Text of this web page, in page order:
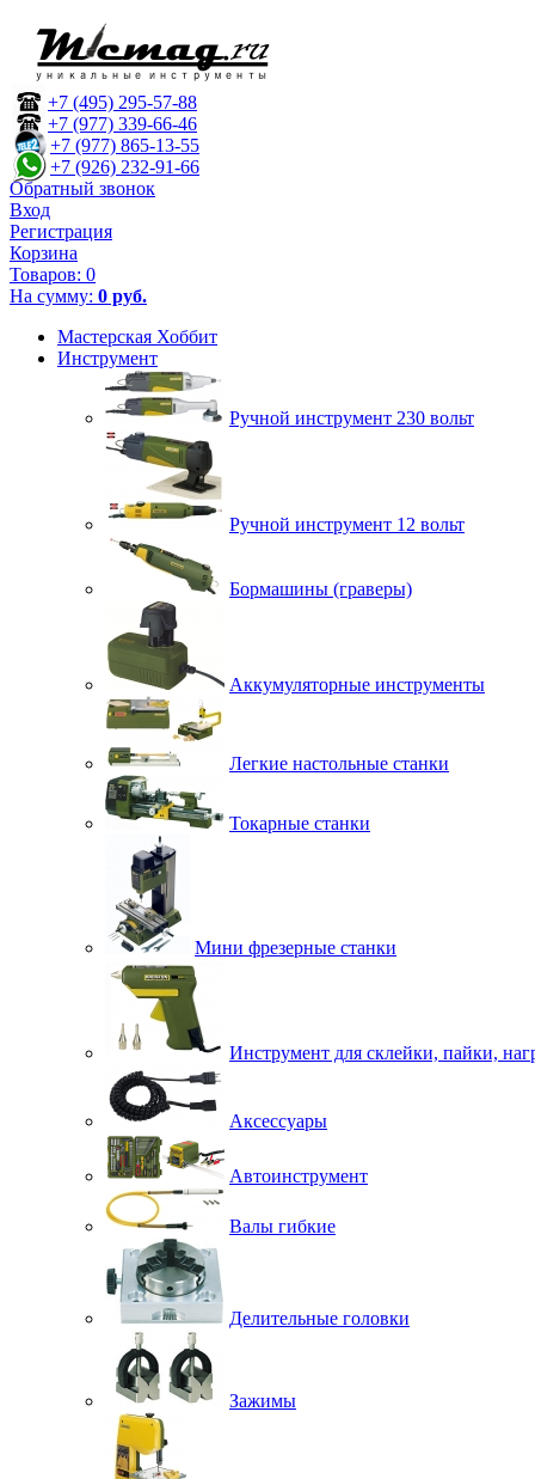
+7 (495) 295-57-88
+7 (977) 339-66-46
+7 (977) 865-13-55
+7 (926) 232-91-66
Обратный звонок
Вход
Регистрация
Корзина
Товаров: 0
На сумму: 0 руб.
Мастерская Хоббит
Инструмент
Ручной инструмент 230 вольт
Ручной инструмент 12 вольт
Бормашины (граверы)
Аккумуляторные инструменты
Легкие настольные станки
Токарные станки
Мини фрезерные станки
Инструмент для склейки, пайки,
Аксессуары
Автоинструмент
Валы гибкие
Делительные головки
Зажимы